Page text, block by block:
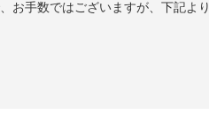
お手数ではございますが、下記より